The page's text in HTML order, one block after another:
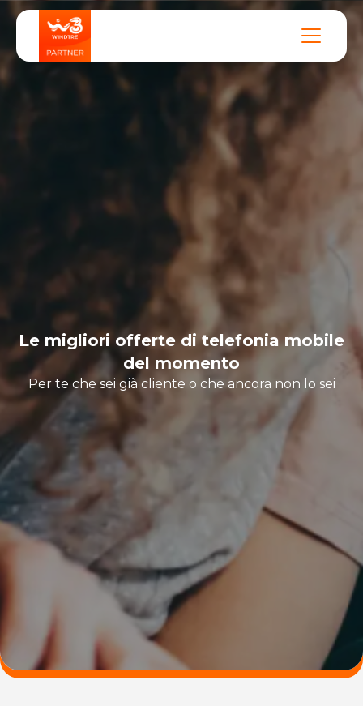
Le migliori offerte di telefonia mobile
del momento
Per te che sei già cliente o che ancora non lo sei